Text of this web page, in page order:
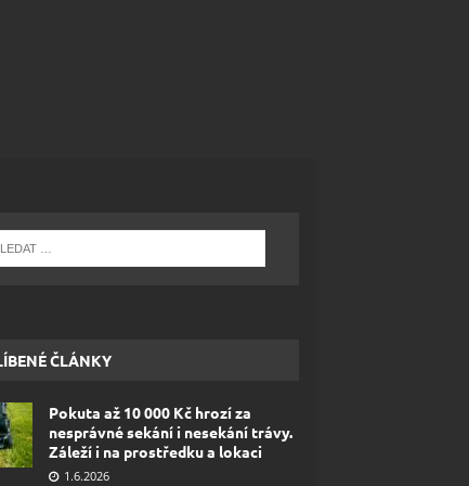
ČLÁNKY
Pokuta až 10 000 Kč hrozí za
nesprávné sekání i nesekání trávy.
Záleží i na prostředku a lokaci
1.6.2026